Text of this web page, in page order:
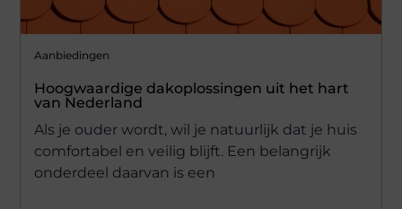
Aanbiedingen
Hoogwaardige dakoplossingen uit het hart
van Nederland
Als je ouder wordt, wil je natuurlijk dat je huis
comfortabel en veilig blijft. Een belangrijk
onderdeel daarvan is een